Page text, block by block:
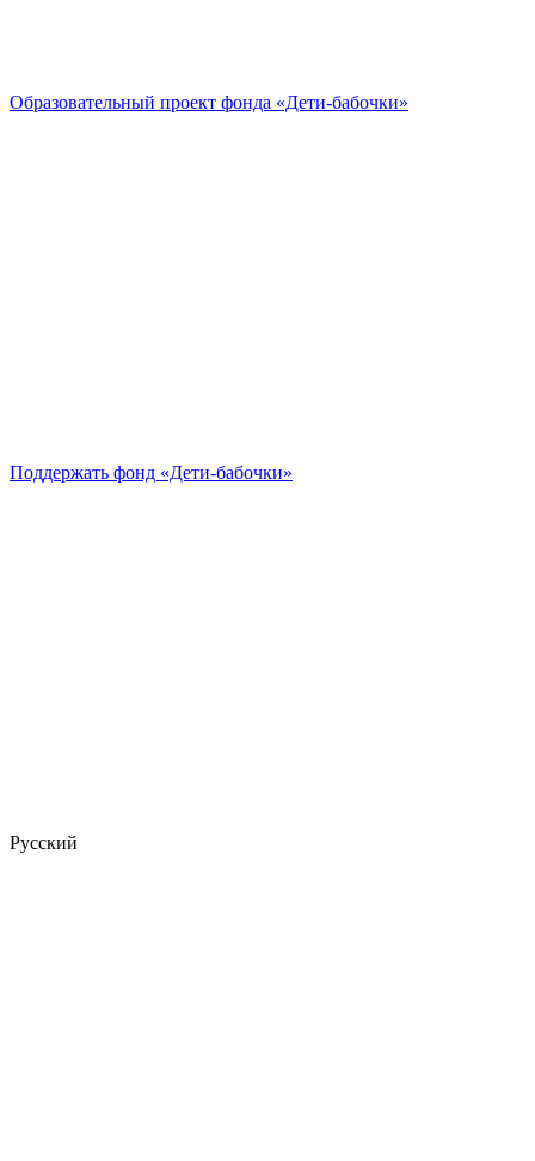
Образовательный проект фонда «Дети-бабочки»
Поддержать фонд «Дети-бабочки»
Русский